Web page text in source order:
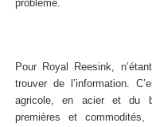
problème.
Pour Royal Reesink,
trouver de l’information.
agricole, en acier et du
premières et